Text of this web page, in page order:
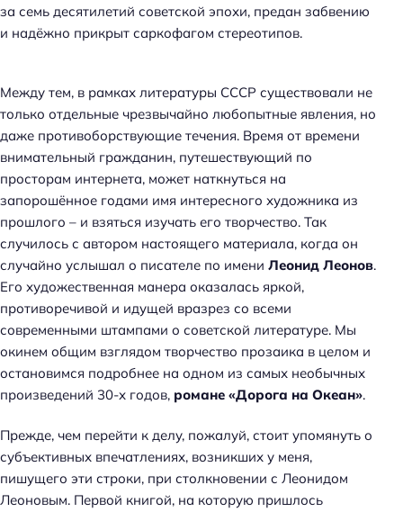
за семь десятилетий советской эпохи, предан забвению
и надёжно прикрыт саркофагом стереотипов.
Между тем, в рамках литературы СССР существовали не
только отдельные чрезвычайно любопытные явления, но
даже противоборствующие течения. Время от времени
внимательный гражданин, путешествующий по
просторам интернета, может наткнуться на
запорошённое годами имя интересного художника из
прошлого – и взяться изучать его творчество. Так
случилось с автором настоящего материала, когда он
случайно услышал о писателе по имени Леонид Леонов.
Его художественная манера оказалась яркой,
противоречивой и идущей вразрез со всеми
современными штампами о советской литературе. Мы
окинем общим взглядом творчество прозаика в целом и
остановимся подробнее на одном из самых необычных
произведений 30-х годов, романе «Дорога на Океан».
Прежде, чем перейти к делу, пожалуй, стоит упомянуть о
субъективных впечатлениях, возникших у меня,
пишущего эти строки, при столкновении с Леонидом
Леоновым. Первой книгой, на которую пришлось